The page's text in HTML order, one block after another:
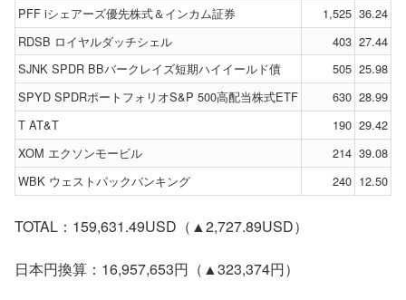
PFF iシェアーズ優先株式＆インカム証券
1,525 36.24
RDSB ロイヤルダッチシェル
403 27.44
SJNK SPDR BBバークレイズ短期ハイイールド債
505 25.98
SPYD SPDRポートフォリオS&P 500高配当株式ETF
630 28.99
T AT&T
190 29.42
XOM エクソンモービル
214 39.08
WBK ウェストパックバンキング
240 12.50
TOTAL：159,631.49USD（▲2,727.89USD）
日本円換算：16,957,653円（▲323,374円）